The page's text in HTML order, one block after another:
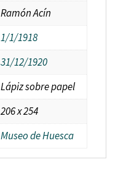
Ramón Acín
1/1/1918
31/12/1920
Lápiz sobre papel
206 x 254
Museo de Huesca